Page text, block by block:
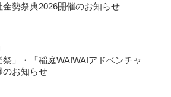
金勢祭典2026開催のお知らせ
祭」・「稲庭WAIWAIアドベンチャ
お知らせ